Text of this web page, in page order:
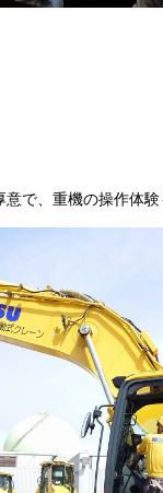
で、重機の操作体験